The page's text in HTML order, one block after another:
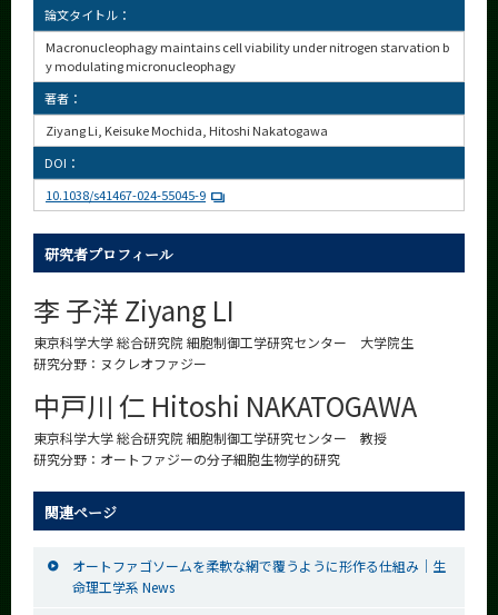
論文タイトル：
Macronucleophagy maintains cell viability under nitrogen starvation b
y modulating micronucleophagy
著者：
Ziyang Li, Keisuke Mochida, Hitoshi Nakatogawa
DOI：
10.1038/s41467-024-55045-9
研究者プロフィール
李 子洋 Ziyang LI
東京科学大学 総合研究院 細胞制御工学研究センター 大学院生
研究分野：ヌクレオファジー
中戸川 仁 Hitoshi NAKATOGAWA
東京科学大学 総合研究院 細胞制御工学研究センター 教授
研究分野：オートファジーの分子細胞生物学的研究
関連ページ
オートファゴソームを柔軟な網で覆うように形作る仕組み｜生
命理工学系 News